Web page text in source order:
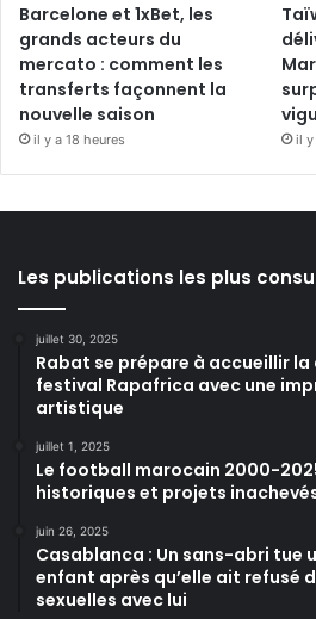
Barcelone et 1xBet, les
grands acteurs du
mercato : comment les
transferts façonnent la
nouvelle saison
il y a 18 heures il y
Les publications les plus
juillet 30, 2025
Rabat se prépare à accueillir
festival Rapafrica avec une
artistique
juillet 1, 2025
Le football marocain 2000-
historiques et projets
juin 26, 2025
Casablanca : Un sans-abri tue
enfant après qu’elle ait refusé
sexuelles avec lui